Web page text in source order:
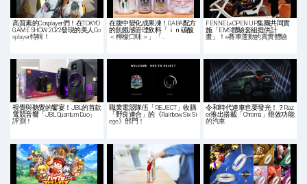
高質素的Cosplayer們！在TOKYO
GAME SHOW 2022發現的美人Co
splayer特輯！
在腹中變化成果凍！GABA配方
的飢餓感管理飲料「ｉｎ碳酸
＜檸檬口味＞」「…
FENNEL×OPEN UP集團共同實
施「EMS體驗套組提供計
畫」！e賽車運動的真實體驗
視覺與聽覺的饗宴！JBL的首款
電競音響「JBL Quantum Duo」
評測！
職業電競隊伍「REJECT」收購
「野良連合」的《Rainbow Six Si
ege》部門！
令和時代連車也要發光！？Raz
er推出搭載「Chroma」燈效功能
的汽車